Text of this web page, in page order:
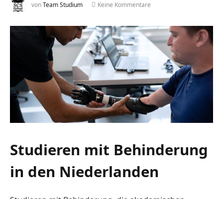
vonTeam Studium Keine Kommentare
Studieren mit Behinderung
in den Niederlanden